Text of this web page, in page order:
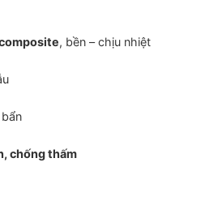
, bền – chịu nhiệt
chống thấm